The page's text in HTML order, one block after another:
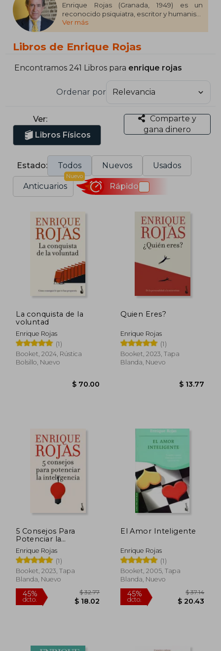
Enrique Rojas (Granada, 1949) es un
reconocido psiquiatra, escritor y humanista
español, referente en el estudio de la
depresión, la ansiedad y los trastornos de
director del Instituto Español de
preside la Fundación Rojas Estapé. Entre
conquista de la voluntad, Remedios para el
desamor y Adiós, depresión.
Ver más
Libros de Enrique Rojas
Encontramos 241 Libros para enrique rojas
Ordenar por
Ver:
Libros Físicos
Comparte y
gana dinero
Estado: Todos Nuevos Usados
Anticuarios
Nuevo
Rápido
La conquista de la
voluntad
Enrique Rojas
(1)
Booket, 2024, Rústica
Bolsillo, Nuevo
$ 70.00
Quien Eres?
Enrique Rojas
(1)
Booket, 2023, Tapa
Blanda, Nuevo
5 Consejos Para
Potenciar la
Inteligencia
Enrique Rojas
(1)
Booket, 2023, Tapa
Blanda, Nuevo
El Amor Inteligente
Enrique Rojas
(1)
Booket, 2005, Tapa
Blanda, Nuevo